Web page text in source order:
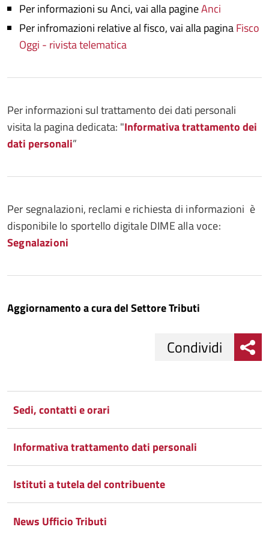
Per informazioni su Anci, vai alla pagineAnci
Per infromazioni relative al fisco, vai alla paginaFisco
Oggi - rivista telematica
Per informazioni sul trattamento dei dati personali
visita la pagina dedicata: "Informativa trattamento dei
dati personali”
Per segnalazioni, reclami e richiesta di informazioni è
disponibile lo sportello digitale DIME alla voce:
Segnalazioni
Aggiornamento a cura del Settore Tributi
Facebook
su
Twitter
Condividi
su
Condividi
Condividi
Sedi, contatti e orari
Informativa trattamento dati personali
Istituti a tutela del contribuente
News Ufficio Tributi